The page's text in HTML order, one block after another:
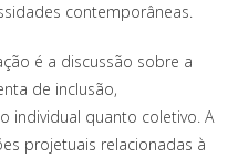
contemporâneas.
é a discussão sobre a
de inclusão,
quanto coletivo. A
projetuais relacionadas à